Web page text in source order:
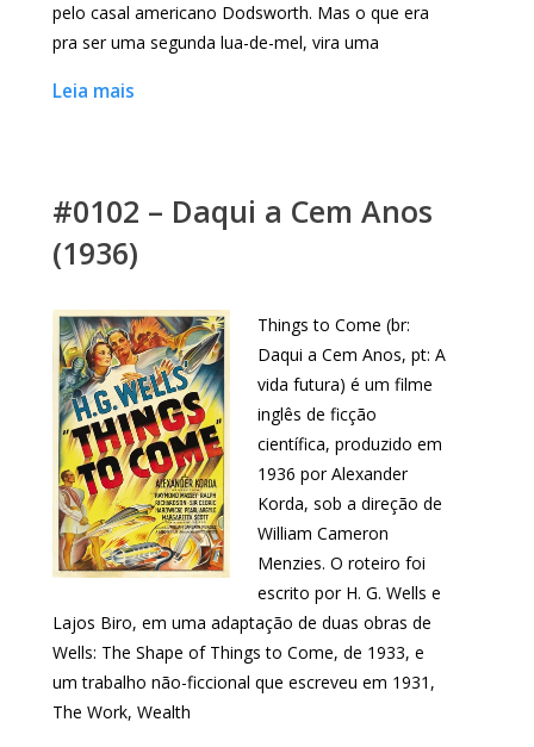
pelo casal americano Dodsworth. Mas o que era
pra ser uma segunda lua-de-mel, vira uma
Leia mais
#0102 – Daqui a Cem Anos
(1936)
Things to Come (br:
Daqui a Cem Anos, pt: A
vida futura) é um filme
inglês de ficção
científica, produzido em
1936 por Alexander
Korda, sob a direção de
William Cameron
Menzies. O roteiro foi
escrito por H. G. Wells e
Lajos Biro, em uma adaptação de duas obras de
Wells: The Shape of Things to Come, de 1933, e
um trabalho não-ficcional que escreveu em 1931,
The Work, Wealth